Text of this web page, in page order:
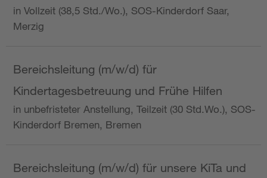
in Vollzeit (38,5 Std./Wo.), SOS-Kinderdorf Saar,
Merzig
Bereichsleitung (m/w/d) für
Kindertagesbetreuung und Frühe Hilfen
in unbefristeter Anstellung, Teilzeit (30 Std.Wo.), SOS-
Kinderdorf Bremen, Bremen
Bereichsleitung (m/w/d) für unsere KiTa und